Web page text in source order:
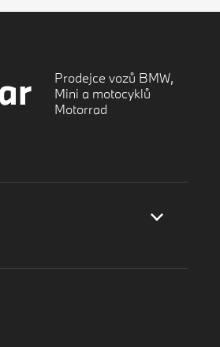
Prodejce vozů BMW,
Mini a motocyklů
Motorrad